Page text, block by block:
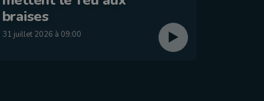
braises
31 juillet 2026 à 09:00